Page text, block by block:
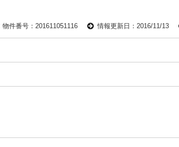
物件番号：201611051116 情報更新日：2016/11/13